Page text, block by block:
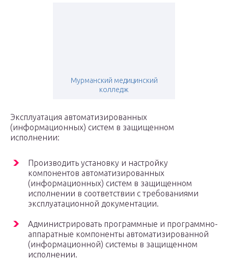
Мурманский медицинский
колледж
Эксплуатация автоматизированных
(информационных) систем в защищенном
исполнении:
Производить установку и настройку
компонентов автоматизированных
(информационных) систем в защищенном
исполнении в соответствии с требованиями
эксплуатационной документации.
Администрировать программные и программно-
аппаратные компоненты автоматизированной
(информационной) системы в защищенном
исполнении.